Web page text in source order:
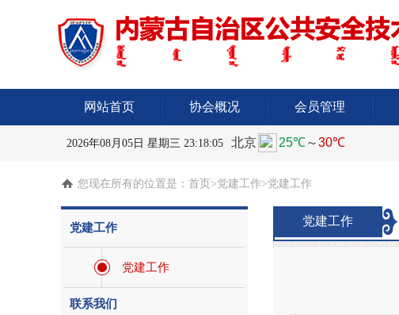
网站首页 协会概况 会员管理
2026年08月05日 星期三 23:18:06
您现在所有的位置是： 首页 >党建工作>党建工作
党建工作
党建工作
联系我们
党建工作